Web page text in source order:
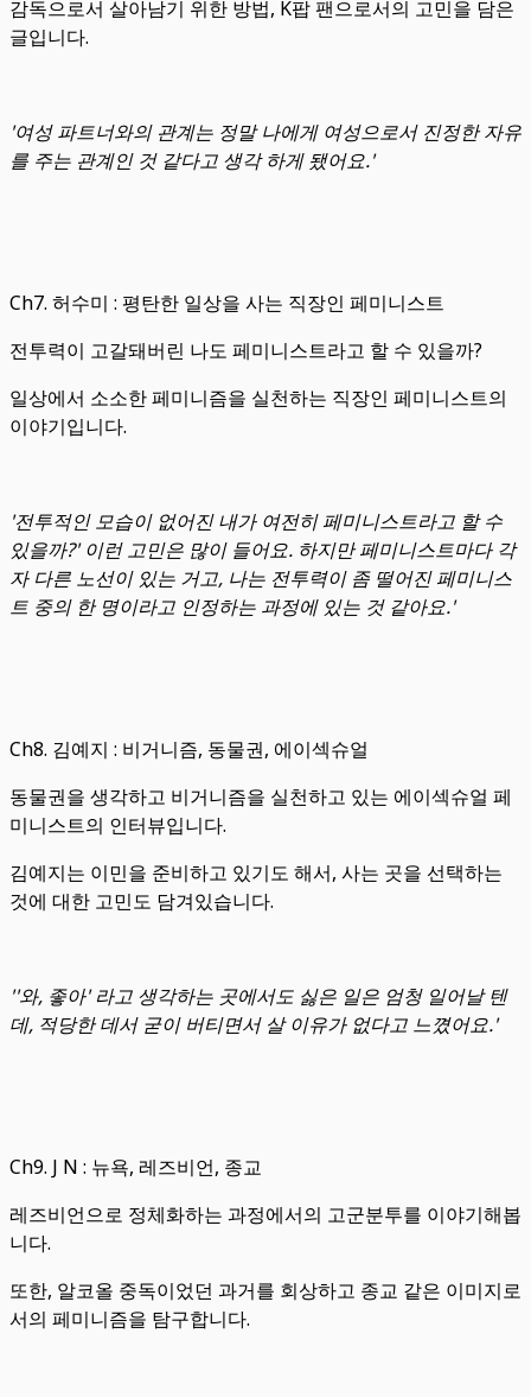
감독으로서 살아남기 위한 방법, K팝 팬으로서의 고민을 담은
글입니다.
'여성 파트너와의 관계는 정말 나에게 여성으로서 진정한 자유
를 주는 관계인 것 같다고 생각 하게 됐어요.'
Ch7. 허수미 : 평탄한 일상을 사는 직장인 페미니스트
전투력이 고갈돼버린 나도 페미니스트라고 할 수 있을까?
일상에서 소소한 페미니즘을 실천하는 직장인 페미니스트의
이야기입니다.
'전투적인 모습이 없어진 내가 여전히 페미니스트라고 할 수
있을까?' 이런 고민은 많이 들어요. 하지만 페미니스트마다 각
자 다른 노선이 있는 거고, 나는 전투력이 좀 떨어진 페미니스
트 중의 한 명이라고 인정하는 과정에 있는 것 같아요.'
Ch8. 김예지 : 비거니즘, 동물권, 에이섹슈얼
동물권을 생각하고 비거니즘을 실천하고 있는 에이섹슈얼 페
미니스트의 인터뷰입니다.
김예지는 이민을 준비하고 있기도 해서, 사는 곳을 선택하는
것에 대한 고민도 담겨있습니다.
''와, 좋아' 라고 생각하는 곳에서도 싫은 일은 엄청 일어날 텐
데, 적당한 데서 굳이 버티면서 살 이유가 없다고 느꼈어요.'
Ch9. J N : 뉴욕, 레즈비언, 종교
레즈비언으로 정체화하는 과정에서의 고군분투를 이야기해봅
니다.
또한, 알코올 중독이었던 과거를 회상하고 종교 같은 이미지로
서의 페미니즘을 탐구합니다.